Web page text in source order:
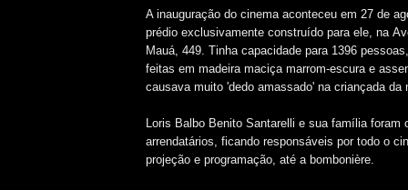
A inauguração do cinema aconteceu em 27 de
prédio exclusivamente construído para ele, na
Mauá, 449. Tinha capacidade para 1396 pessoas
feitas em madeira maciça marrom-escura e
causava muito 'dedo amassado' na criançada da
Loris Balbo Benito Santarelli e sua família foram
arrendatários, ficando responsáveis por todo o
projeção e programação, até a bombonière.